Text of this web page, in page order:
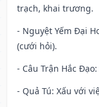
trạch, khai trương.
- Nguyệt Yếm Đại
(cưới hỏi).
- Câu Trận Hắc
- Quả Tú: Xấu với